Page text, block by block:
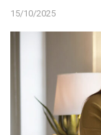
15/10/2025